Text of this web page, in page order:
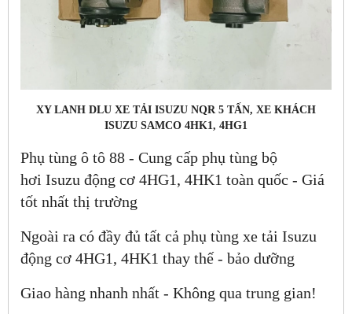
XY LANH DLU XE TẢI ISUZU NQR 5 TẤN, XE KHÁCH
ISUZU SAMCO 4HK1, 4HG1
Phụ tùng ô tô 88 - Cung cấp phụ tùng bộ
hơi Isuzu động cơ 4HG1, 4HK1 toàn quốc - Giá
tốt nhất thị trường
Ngoài ra có đầy đủ tất cả phụ tùng xe tải Isuzu
động cơ 4HG1, 4HK1 thay thế - bảo dưỡng
Giao hàng nhanh nhất - Không qua trung gian!